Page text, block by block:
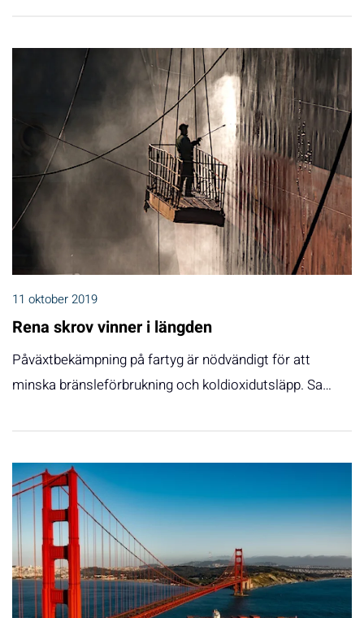
11 oktober 2019
Rena skrov vinner i längden
Påväxtbekämpning på fartyg är nödvändigt för att
minska bränsleförbrukning och koldioxidutsläpp. Sa…